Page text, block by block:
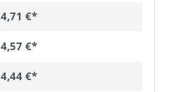
4,71 €*
4,57 €*
4,44 €*